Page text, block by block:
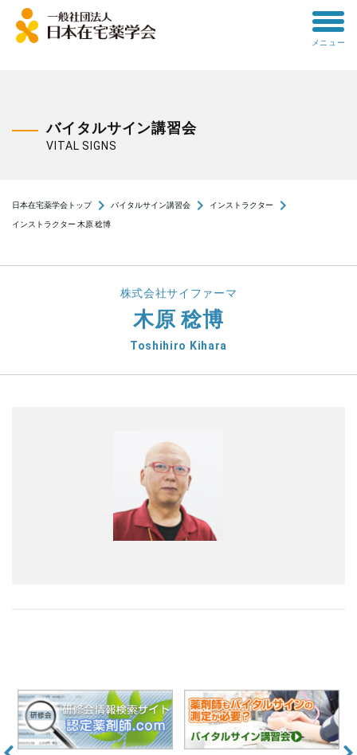
toggle
メニュー
バイタルサイン講習会
VITAL SIGNS
日本在宅薬学会トップnavigate_next バイタルサイン講習会 navigate_next インストラクター navigate_next
インストラクター 木原 稔博
株式会社サイファーマ
木原 稔博
Toshihiro Kihara